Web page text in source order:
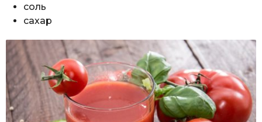
соль
сахар